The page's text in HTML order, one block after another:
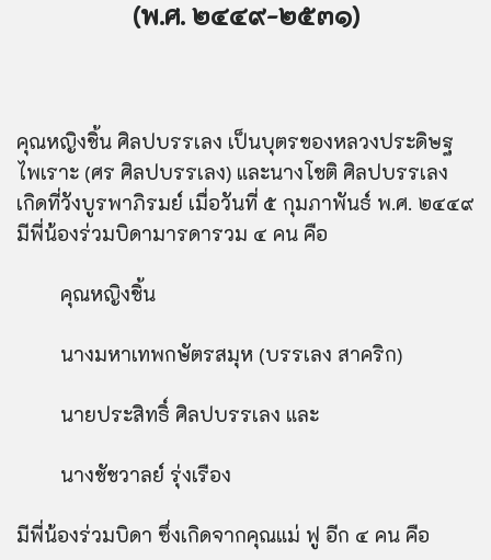
(พ.ศ. ๒๔๔๙-๒๕๓๑)
คุณหญิงชิ้น ศิลปบรรเลง เป็นบุตรของหลวงประดิษฐ
ไพเราะ (ศร ศิลปบรรเลง) และนางโชติ ศิลปบรรเลง
เกิดที่วังบูรพาภิรมย์ เมื่อวันที่ ๕ กุมภาพันธ์ พ.ศ. ๒๔๔๙
มีพี่น้องร่วมบิดามารดารวม ๔ คน คือ
คุณหญิงชิ้น
นางมหาเทพกษัตรสมุห (บรรเลง สาคริก)
นายประสิทธิ์ ศิลปบรรเลง และ
นางชัชวาลย์ รุ่งเรือง
มีพี่น้องร่วมบิดา ซึ่งเกิดจากคุณแม่ ฟู อีก ๔ คน คือ